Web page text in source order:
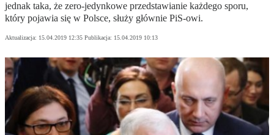
jednak taka, że zero-jedynkowe przedstawianie każdego sporu,
który pojawia się w Polsce, służy głównie PiS-owi.
Aktualizacja: 15.04.2019 12:35 Publikacja: 15.04.2019 10:13